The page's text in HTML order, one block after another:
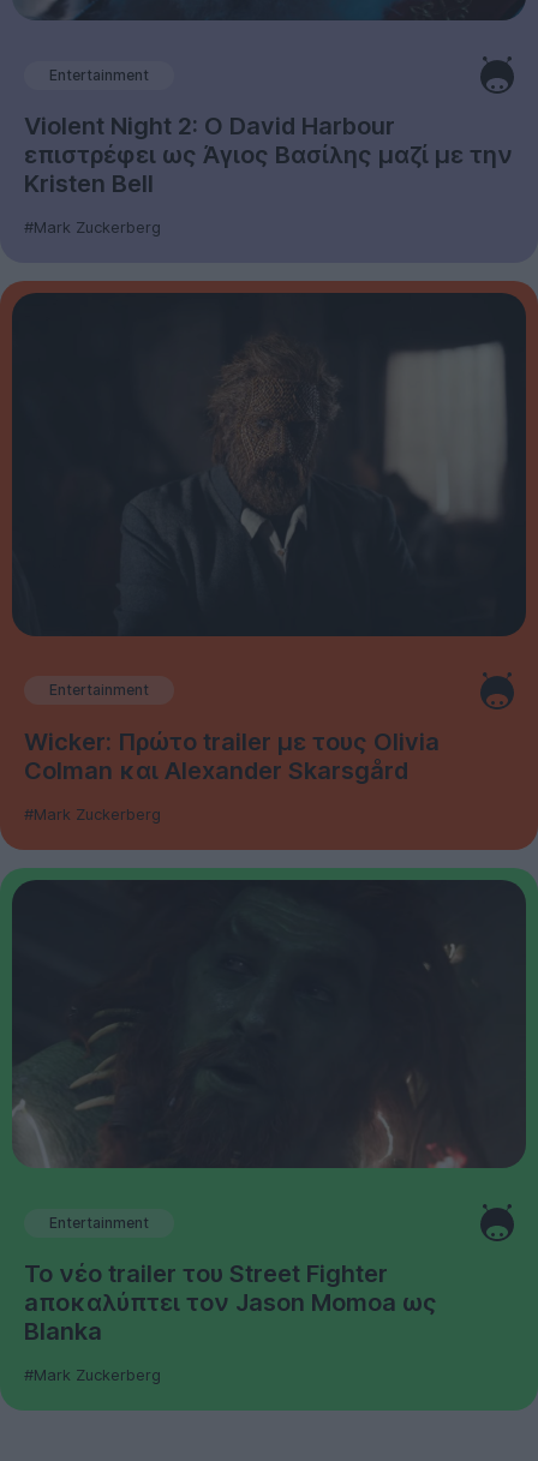
Entertainment
Violent Night 2: Ο David Harbour
επιστρέφει ως Άγιος Βασίλης μαζί με την
Kristen Bell
#Mark Zuckerberg
Entertainment
Wicker: Πρώτο trailer με τους Olivia
Colman και Alexander Skarsgård
#Mark Zuckerberg
Entertainment
Το νέο trailer του Street Fighter
aποκαλύπτει τον Jason Momoa ως
Blanka
#Mark Zuckerberg